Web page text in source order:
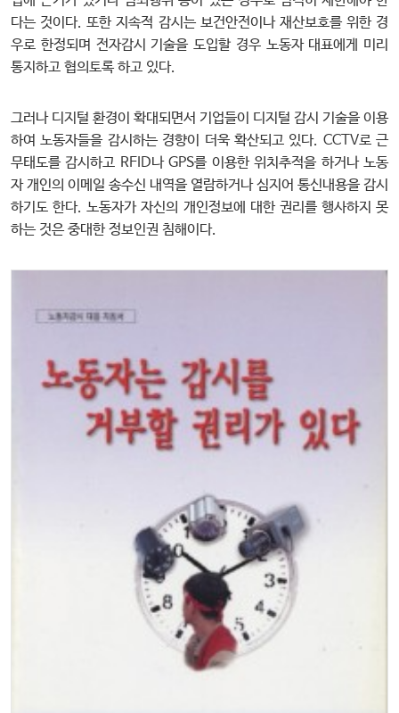
다는 것이다. 또한 지속적 감시는 보건안전이나 재산보호를 위한 경
우로 한정되며 전자감시 기술을 도입할 경우 노동자 대표에게 미리
통지하고 협의토록 하고 있다.
그러나 디지털 환경이 확대되면서 기업들이 디지털 감시 기술을 이용
하여 노동자들을 감시하는 경향이 더욱 확산되고 있다. CCTV로 근
무태도를 감시하고 RFID나 GPS를 이용한 위치추적을 하거나 노동
자 개인의 이메일 송수신 내역을 열람하거나 심지어 통신내용을 감시
하기도 한다. 노동자가 자신의 개인정보에 대한 권리를 행사하지 못
하는 것은 중대한 정보인권 침해이다.